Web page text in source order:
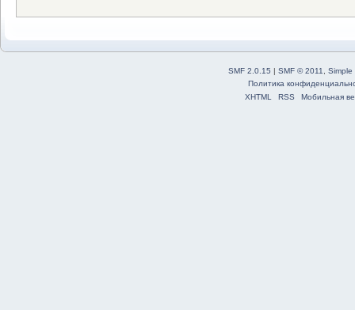
SMF 2.0.15 | SMF © 2011
Simple
Политика
XHTML
RSS Мобильная